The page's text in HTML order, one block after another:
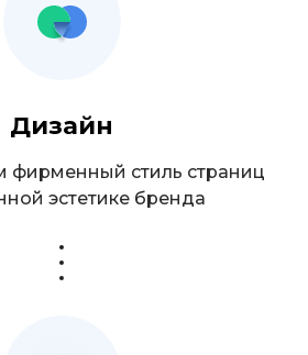
Дизайн
фирменный стиль страниц
эстетике бренда
рекламе